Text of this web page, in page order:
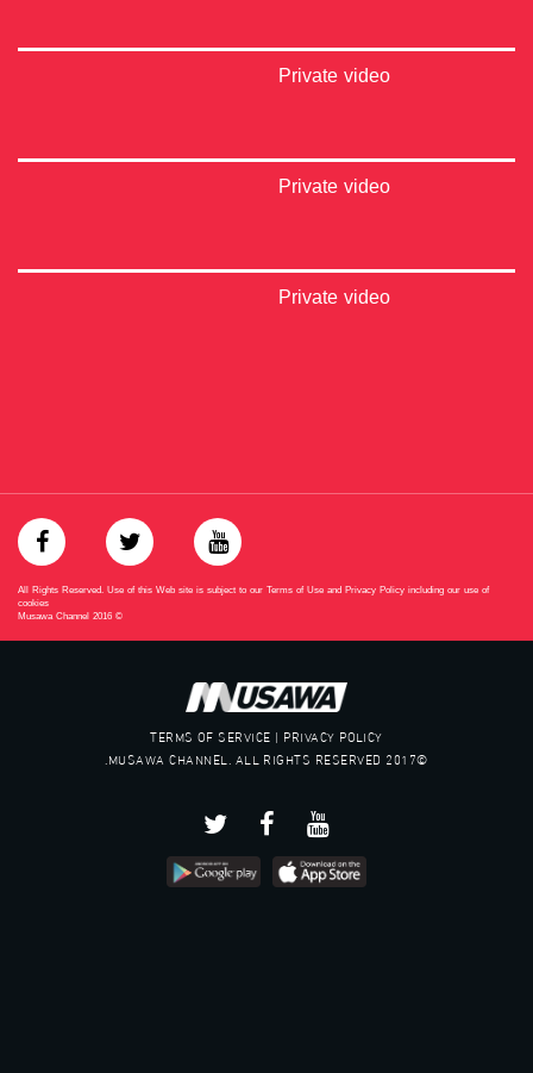
Private video
Private video
Private video
All Rights Reserved. Use of this Web site is subject to our Terms of Use and Privacy Policy including our use of
cookies
©
2016
TERMS OF SERVICE | PRIVACY POLICY
©2017 MUSAWA CHANNEL. ALL RIGHTS RESERVED.